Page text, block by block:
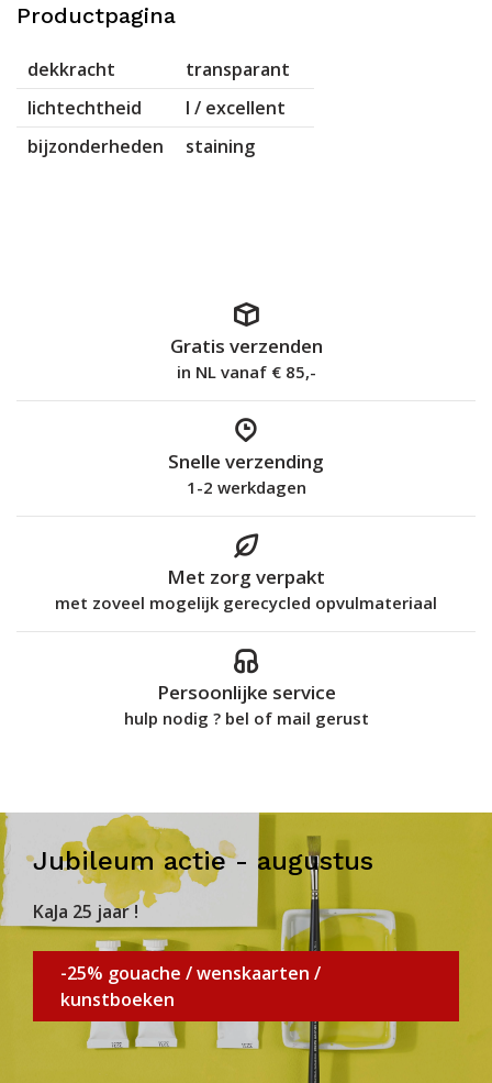
Productpagina
dekkracht
transparant
lichtechtheid
I / excellent
bijzonderheden
staining
Gratis verzenden
in NL vanaf € 85,-
Snelle verzending
1-2 werkdagen
Met zorg verpakt
met zoveel mogelijk gerecycled opvulmateriaal
Persoonlijke service
hulp nodig ? bel of mail gerust
Jubileum actie - augustus
KaJa 25 jaar !
-25% gouache / wenskaarten /
kunstboeken